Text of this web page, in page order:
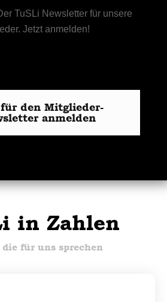
TuSLi Newsletter für unsere
Jetzt anmelden!
den Mitglieder-
anmelden
in Zahlen
die für uns sprechen